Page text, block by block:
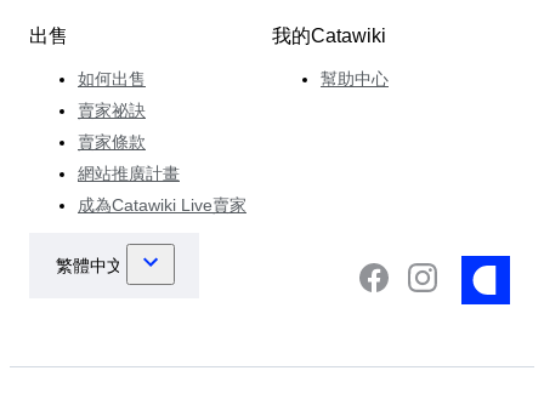
出售
如何出售
賣家祕訣
賣家條款
網站推廣計畫
成為Catawiki Live賣家
我的Catawiki
幫助中心